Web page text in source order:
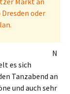
oder
N
es sich
Tanzabend an
und auch sehr